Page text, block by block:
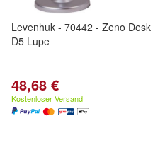
Levenhuk - 70442 - Zeno Desk
D5 Lupe
48,68 €
Kostenloser Versand